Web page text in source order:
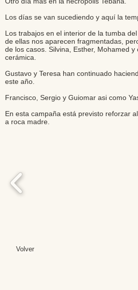
Los días se van sucediendo y aquí la
Los trabajos en el interior de la tumba
de ellas nos aparecen fragmentadas,
de los casos. Silvina, Esther, Mohamed
cerámica.
Gustavo y Teresa han continuado
este año.
Francisco, Sergio y Guiomar asi como
En esta campaña está previsto reforzar
a roca madre.
Volver